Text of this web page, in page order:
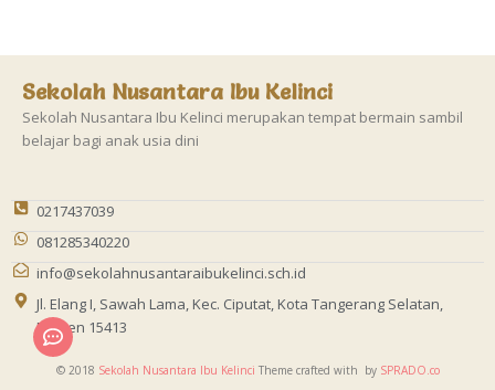
Sekolah Nusantara Ibu Kelinci
Sekolah Nusantara Ibu Kelinci merupakan tempat bermain sambil
belajar bagi anak usia dini
0217437039
081285340220
info@sekolahnusantaraibukelinci.sch.id
Jl. Elang I, Sawah Lama, Kec. Ciputat, Kota Tangerang Selatan,
Banten 15413
© 2018 Sekolah Nusantara Ibu Kelinci Theme crafted with by SPRADO.co